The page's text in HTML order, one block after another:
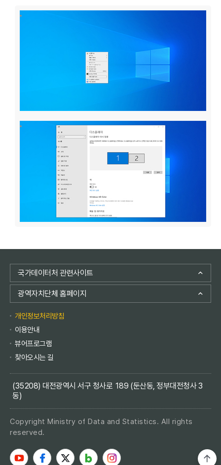
개인정보처리방침
이용안내
뷰어프로그램
찾아오시는 길
국가데이터처 관련사이트
광역자치단체 홈페이지
(35208) 대전광역시 서구 청사로 189 (둔산동, 정부대전청사 3
동)
Copyright Ministry of Data and Statistics. All rights
reserved.